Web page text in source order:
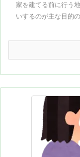
家を建てる前に行う
いするのが主な目的